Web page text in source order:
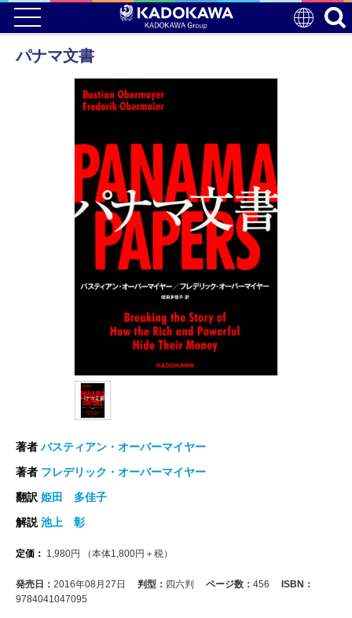
パナマ文書
著者 バスティアン・オーバーマイヤー
著者 フレデリック・オーバーマイヤー
翻訳 姫田 多佳子
解説 池上 彰
定価： 1,980円 （本体1,800円＋税）
発売日： 2016年08月27日 判型： 四六判 ページ数： 456
ISBN：
9784041047095